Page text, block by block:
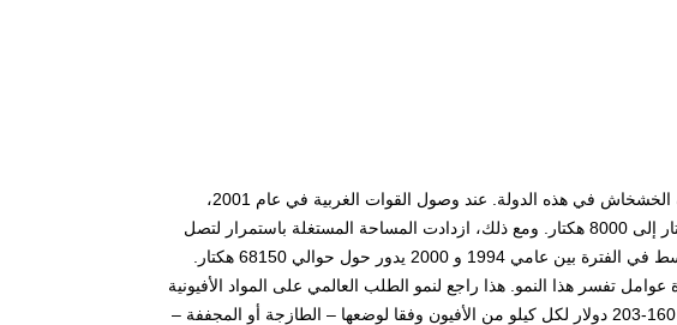
حذرت وكالة الأمم المتحدة لعدة سنوات دوليا حول مخاطر زراعة الخشخاش في هذه الدولة. عند وصول القوات الغربية في عام 2001،
انخفض استغلال الأراضي لهذا الغرض بشكل حاد من 82 ألف هكتار إلى 8000 هكتار. ومع ذلك، ازدادت المساحة المستغلة باستمرار لتصل
تفسر هذا النمو. هذا راجع لنمو الطلب العالمي على المواد الأفيونية
إضافة إلى جاذبية سعر الشراء. يتلقى المزارعون الأفغان حوالي 160-203 دولار لكل كيلو من الأفيون وفقا لوضعها – الطازجة أو المجففة –